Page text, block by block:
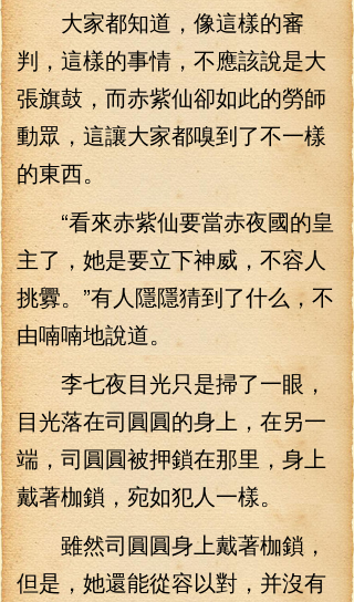
大家都知道，像這樣的審
判，這樣的事情，不應該說是大
張旗鼓，而赤紫仙卻如此的勞師
動眾，這讓大家都嗅到了不一樣
的東西。
“看來赤紫仙要當赤夜國的皇
主了，她是要立下神威，不容人
挑釁。”有人隱隱猜到了什么，不
由喃喃地說道。
李七夜目光只是掃了一眼，
目光落在司圓圓的身上，在另一
端，司圓圓被押鎖在那里，身上
戴著枷鎖，宛如犯人一樣。
雖然司圓圓身上戴著枷鎖，
但是，她還能從容以對，并沒有